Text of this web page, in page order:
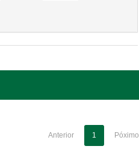
Anterior 1 Póximo